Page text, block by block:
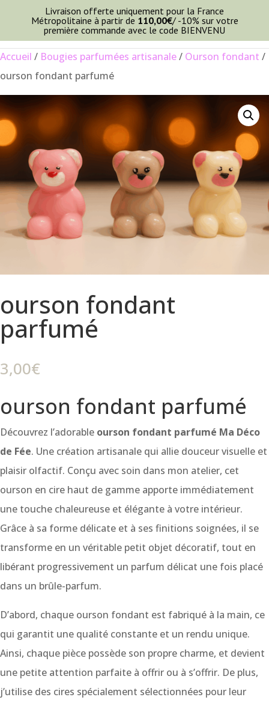
Accueil / Bougies parfumées artisanale/ Ourson fondant /
ourson fondant parfumé
ourson fondant
parfumé
3,00€
ourson fondant parfumé
Découvrez l’adorable ourson fondant parfumé Ma Déco
de Fée. Une création artisanale qui allie douceur visuelle et
plaisir olfactif. Conçu avec soin dans mon atelier, cet
ourson en cire haut de gamme apporte immédiatement
une touche chaleureuse et élégante à votre intérieur.
Grâce à sa forme délicate et à ses finitions soignées, il se
transforme en un véritable petit objet décoratif, tout en
libérant progressivement un parfum délicat une fois placé
dans un brûle-parfum.
D’abord, chaque ourson fondant est fabriqué à la main, ce
qui garantit une qualité constante et un rendu unique.
Ainsi, chaque pièce possède son propre charme, et devient
une petite attention parfaite à offrir ou à s’offrir. De plus,
j’utilise des cires spécialement sélectionnées pour leur
Livraison offerte uniquement pour la France
Métropolitaine à partir de 110,00€/ -10% sur votre
première commande avec le code BIENVENU